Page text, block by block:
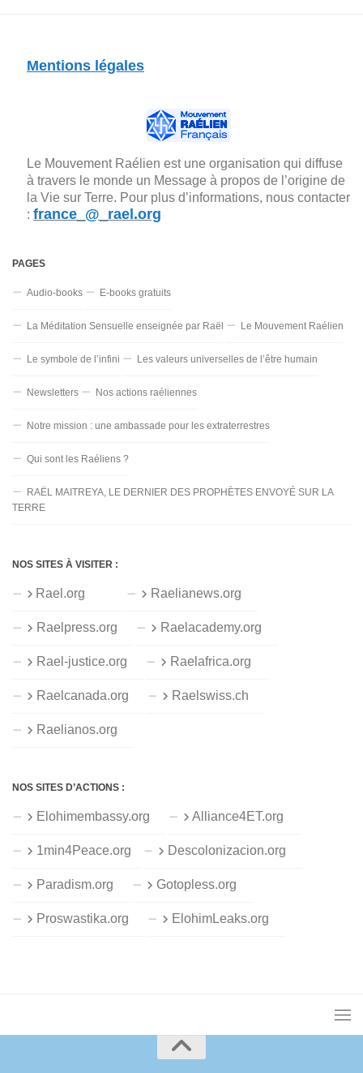
Mentions légales
Le Mouvement Raélien est une organisation qui diffuse
à travers le monde un Message à propos de l’origine de
la Vie sur Terre. Pour plus d’informations, nous contacter
: france_@_rael.org
PAGES
Audio-books E-books gratuits
La Méditation Sensuelle enseignée par Raël Le Mouvement Raélien
Le symbole de l’infini Les valeurs universelles de l’être humain
Newsletters Nos actions raéliennes
Notre mission : une ambassade pour les extraterrestres
Qui sont les Raéliens ?
RAËL MAITREYA, LE DERNIER DES PROPHÈTES ENVOYÉ SUR LA
TERRE
NOS SITES À VISITER :
Rael.org Raelianews.org
Raelpress.org Raelacademy.org
Rael-justice.org Raelafrica.org
Raelcanada.org Raelswiss.ch
Raelianos.org
NOS SITES D’ACTIONS :
Elohimembassy.org Alliance4ET.org
1min4Peace.org Descolonizacion.org
Paradism.org Gotopless.org
Proswastika.org ElohimLeaks.org